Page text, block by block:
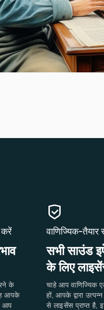
करें
के
आपके
आप
वाणिज्यिक-
सभी साउंड
के लिए
चाहे आप वाणिज्यिक
हों, आपके द्वारा
से लाइसेंस प्राप्त है,